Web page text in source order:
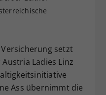
setzt
Ladies Linz
Ass übernimmt die
Ihre Consent-
Ihrer
Einstellungen, falls der
dies eingestellt